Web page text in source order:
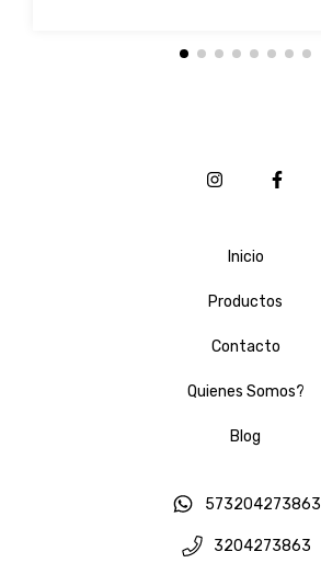
Inicio
Productos
Contacto
Quienes Somos?
Blog
573204273863
3204273863